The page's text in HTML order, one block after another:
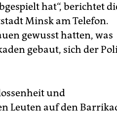
hat“, berichtet
Minsk am Telefon.
gewusst hatten, was
gebaut, sich der
und
Leuten auf den